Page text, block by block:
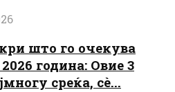
што го очекува
година: Овие 3
среќа, сè...